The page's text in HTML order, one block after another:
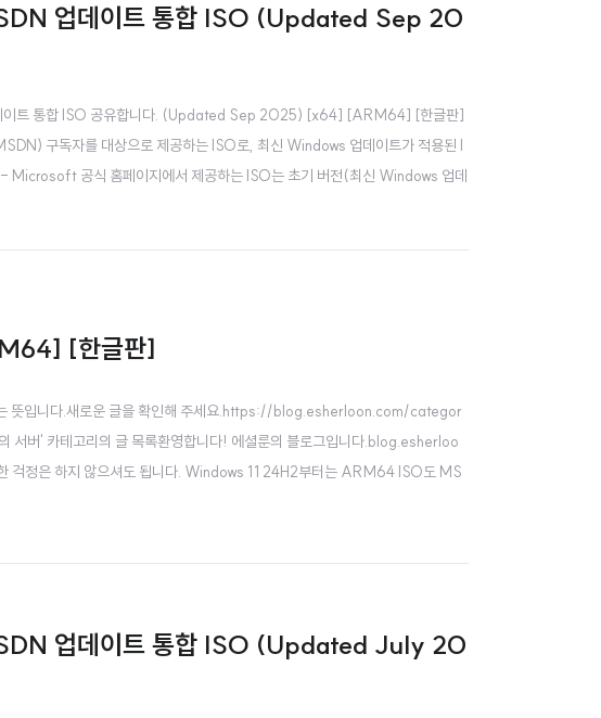
업데이트 통합 ISO (Updated Sep 20
이트 통합 ISO 공유합니다. (Updated Sep 2025) [x64] [ARM64] [한글판]
구독자를 대상으로 제공하는 ISO로, 최신 Windows 업데이트가 적용된 I
공식 홈페이지에서 제공하는 ISO는 초기 버전(최신 Windows 업데
[한글판]
는 뜻입니다.새로운 글을 확인해 주세요.https://blog.esherloon.com/categor
테고리의 글 목록환영합니다! 에셜룬의 블로그입니다.blog.esherloo
정은 하지 않으셔도 됩니다. Windows 11 24H2부터는 ARM64 ISO도 MS
업데이트 통합 ISO (Updated July 20